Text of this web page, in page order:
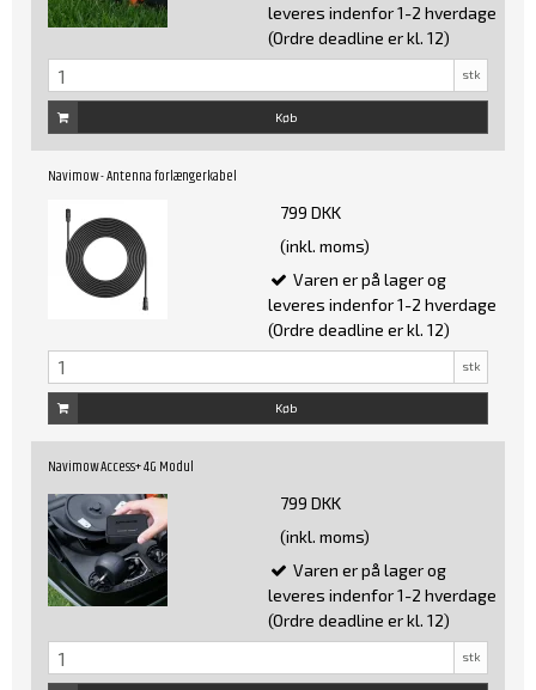
leveres indenfor 1-2 hverdage
(Ordre deadline er kl. 12)
stk
Køb
Navimow - Antenna forlængerkabel
799 DKK
(inkl. moms)
Varen er på lager og
leveres indenfor 1-2 hverdage
(Ordre deadline er kl. 12)
stk
Køb
Navimow Access+ 4G Modul
799 DKK
(inkl. moms)
Varen er på lager og
leveres indenfor 1-2 hverdage
(Ordre deadline er kl. 12)
stk